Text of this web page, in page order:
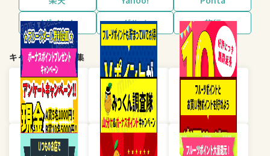
dポイント
グルメ 旅行
キャンペーン・特集